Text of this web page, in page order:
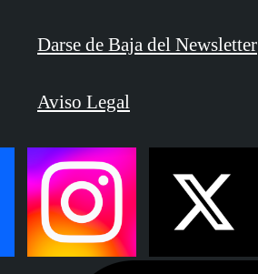
Darse de Baja del Newsletter
Aviso Legal